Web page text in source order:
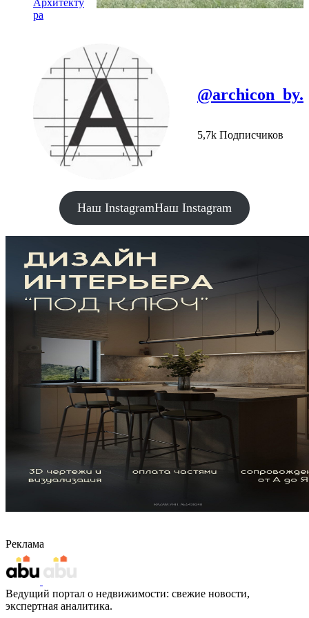
Архитекту
ра
@archicon_by.
5,7k Подписчиков
Наш InstagramНаш Instagram
Реклама
Ведущий портал о недвижимости: свежие новости,
экспертная аналитика.